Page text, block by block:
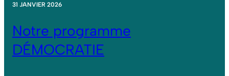
31 JANVIER 2026
Notre programme
DÉMOCRATIE